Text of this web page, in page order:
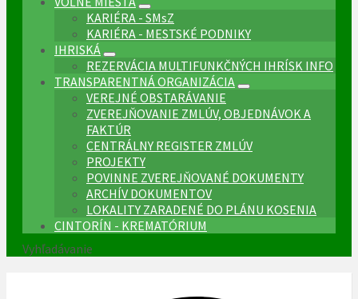
KARIÉRA - SMsZ
KARIÉRA - MESTSKÉ PODNIKY
IHRISKÁ
REZERVÁCIA MULTIFUNKČNÝCH IHRÍSK INFO
TRANSPARENTNÁ ORGANIZÁCIA
VEREJNÉ OBSTARÁVANIE
ZVEREJŇOVANIE ZMLÚV, OBJEDNÁVOK A
FAKTÚR
CENTRÁLNY REGISTER ZMLÚV
PROJEKTY
POVINNE ZVEREJŇOVANÉ DOKUMENTY
ARCHÍV DOKUMENTOV
LOKALITY ZARADENÉ DO PLÁNU KOSENIA
CINTORÍN - KREMATÓRIUM
Vyhľadávanie